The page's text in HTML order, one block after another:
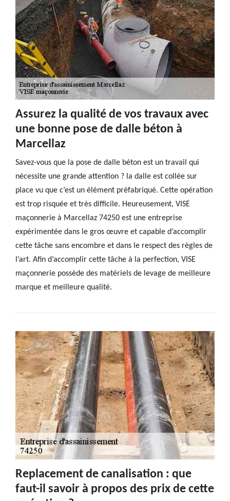
Assurez la qualité de vos travaux avec
une bonne pose de dalle béton à
Marcellaz
Savez-vous que la pose de dalle béton est un travail qui
nécessite une grande attention ? la dalle est collée sur
place vu que c’est un élément préfabriqué. Cette opération
est trop risquée et très difficile. Heureusement, VISE
maçonnerie à Marcellaz 74250 est une entreprise
expérimentée dans le gros œuvre et capable d’accomplir
cette tâche sans encombre et dans le respect des règles de
l’art. Afin d’accomplir cette tâche à la perfection, VISE
maçonnerie possède des matériels de levage de meilleure
marque et meilleure qualité.
Replacement de canalisation : que
faut-il savoir à propos des prix de cette